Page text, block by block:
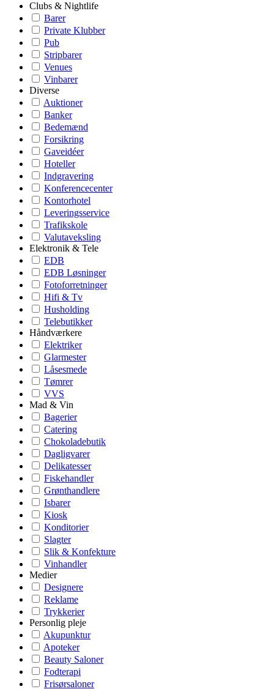
Clubs & Nightlife
Barer
Private Klubber
Pub
Stripbarer
Venues
Vinbarer
Diverse
Auktioner
Banker
Bedemænd
Forsikring
Gaveidéer
Hoteller
Indgravering
Konferencecenter
Kontorhotel
Leveringsservice
Trafikskole
Valutaveksling
Elektronik & Tele
EDB
EDB Løsninger
Fotoforretninger
Hifi & Tv
Husholding
Telebutikker
Håndværkere
Elektriker
Glarmester
Låsesmede
Tømrer
VVS
Mad & Vin
Bagerier
Catering
Chokoladebutik
Dagligvarer
Delikatesser
Fiskehandler
Grønthandlere
Isbarer
Kiosk
Konditorier
Slagter
Slik & Konfekture
Vinhandler
Medier
Designere
Reklame
Trykkerier
Personlig pleje
Akupunktur
Apoteker
Beauty Saloner
Fodterapi
Frisørsaloner